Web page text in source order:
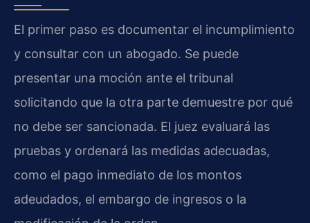
El primer paso es documentar el incumplimiento
y consultar con un abogado. Se puede
presentar una moción ante el tribunal
solicitando que la otra parte demuestre por qué
no debe ser sancionada. El juez evaluará las
pruebas y ordenará las medidas adecuadas,
como el pago inmediato de los montos
adeudados, el embargo de ingresos o la